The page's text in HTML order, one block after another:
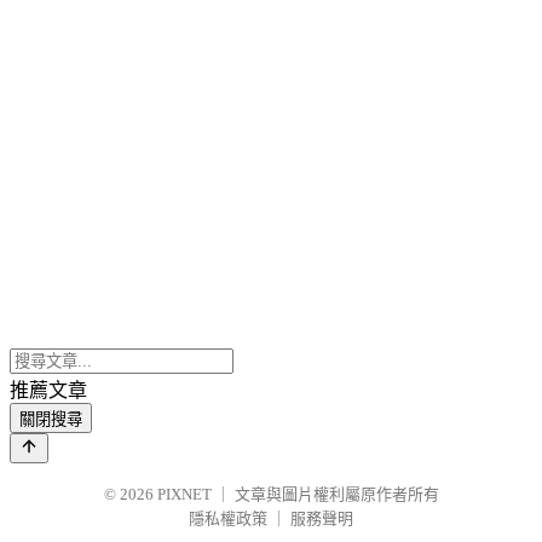
推薦文章
關閉搜尋
© 2026 PIXNET
文章與圖片權利屬原作者所有
隱私權政策
服務聲明